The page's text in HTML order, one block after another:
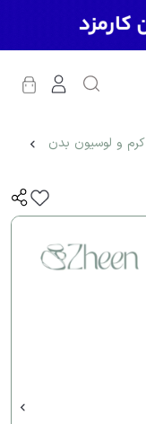
کرم و لوسیون بدن